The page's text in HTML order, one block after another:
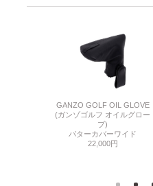
GANZO GOLF OIL GLOVE
(ガンゾゴルフ オイルグロー
ブ)
パターカバーワイド
22,000円